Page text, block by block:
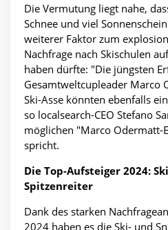
Die Vermutung liegt nahe,
Schnee und viel
weiterer Faktor zum
Nachfrage nach Skischulen
haben dürfte: "Die jüngsten
Gesamtweltcupleader Marco
Ski-Asse könnten ebenfalls
so localsearch-CEO Stefano
möglichen "Marco Odermatt-
spricht.
Die Top-Aufsteiger 2024:
Spitzenreiter
Dank des starken
2024 haben es die Ski- und